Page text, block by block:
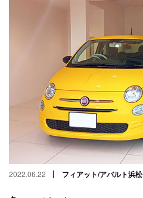
2022.06.22 フィアット/アバルト浜松